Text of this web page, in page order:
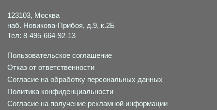
123103, Москва
наб. Новикова-Прибоя, д.9, к.2Б
Тел: 8-495-664-92-13
Пользовательское соглашение
Отказ от ответственности
Согласие на обработку персональных данных
Политика конфиденциальности
Согласие на получение рекламной информации